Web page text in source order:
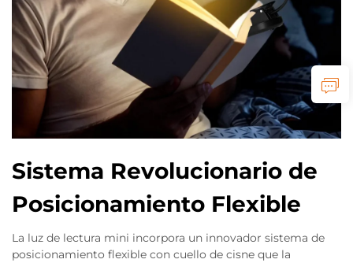
Sistema Revolucionario de
Posicionamiento Flexible
La luz de lectura mini incorpora un innovador sistema de
posicionamiento flexible con cuello de cisne que la